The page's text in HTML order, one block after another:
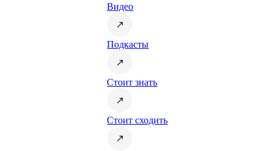
Видео
Подкасты
Стоит знать
Стоит сходить